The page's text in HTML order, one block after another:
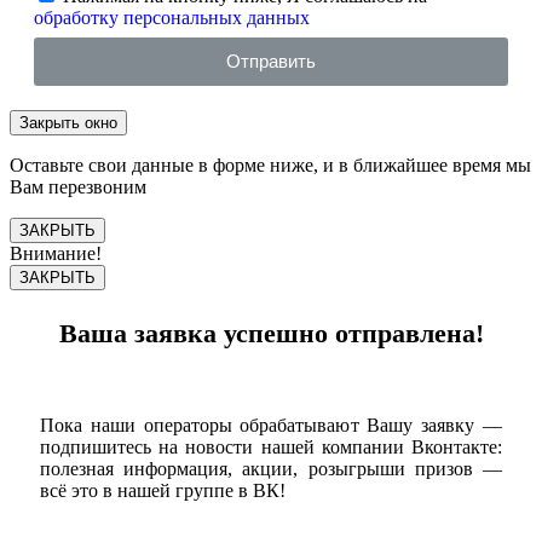
обработку персональных данных
Отправить
Закрыть окно
Оставьте свои данные в форме ниже, и в ближайшее время мы
Вам перезвоним
ЗАКРЫТЬ
Внимание!
ЗАКРЫТЬ
Ваша заявка успешно отправлена!
Пока наши операторы обрабатывают Вашу заявку —
подпишитесь на новости нашей компании Вконтакте:
полезная информация, акции, розыгрыши призов —
всё это в нашей группе в ВК!